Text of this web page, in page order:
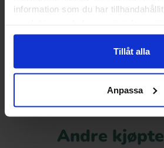
information som du har
Tillåt alla
Anpassa
22.90 kr
Kjøp
Andre